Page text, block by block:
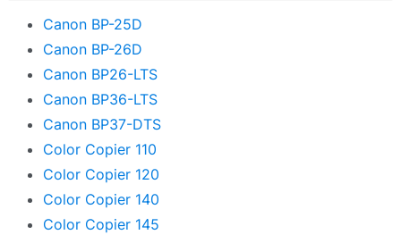
Canon BP-25D
Canon BP-26D
Canon BP26-LTS
Canon BP36-LTS
Canon BP37-DTS
Color Copier 110
Color Copier 120
Color Copier 140
Color Copier 145